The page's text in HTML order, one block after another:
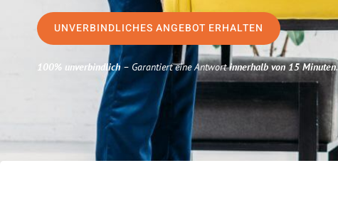
UNVERBINDLICHES ANGEBOT ERHALTEN
100% unverbindlich– Garantiert eine Antwortinnerhalb von 15 Minuten.